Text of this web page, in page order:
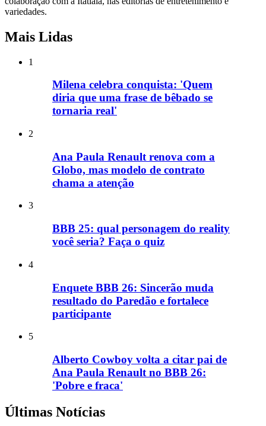
variedades.
Mais Lidas
1
Milena celebra conquista: 'Quem
diria que uma frase de bêbado se
tornaria real'
2
Ana Paula Renault renova com a
Globo, mas modelo de contrato
chama a atenção
3
BBB 25: qual personagem do reality
você seria? Faça o quiz
4
Enquete BBB 26: Sincerão muda
resultado do Paredão e fortalece
participante
5
Alberto Cowboy volta a citar pai de
Ana Paula Renault no BBB 26:
'Pobre e fraca'
Últimas Notícias